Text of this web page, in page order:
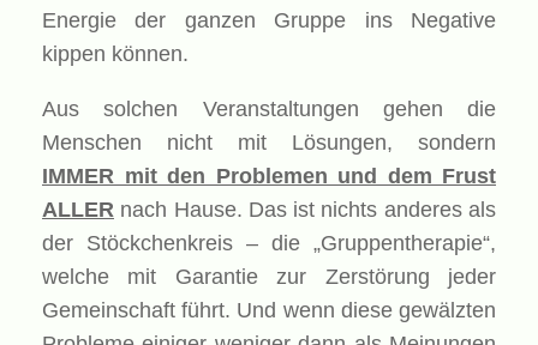
Energie der ganzen Gruppe ins Negative
kippen können.
Aus solchen Veranstaltungen gehen die
Menschen nicht mit Lösungen, sondern
IMMER mit den Problemen und dem Frust
ALLER nach Hause. Das ist nichts anderes als
der Stöckchenkreis – die „Gruppentherapie“,
welche mit Garantie zur Zerstörung jeder
Gemeinschaft führt. Und wenn diese gewälzten